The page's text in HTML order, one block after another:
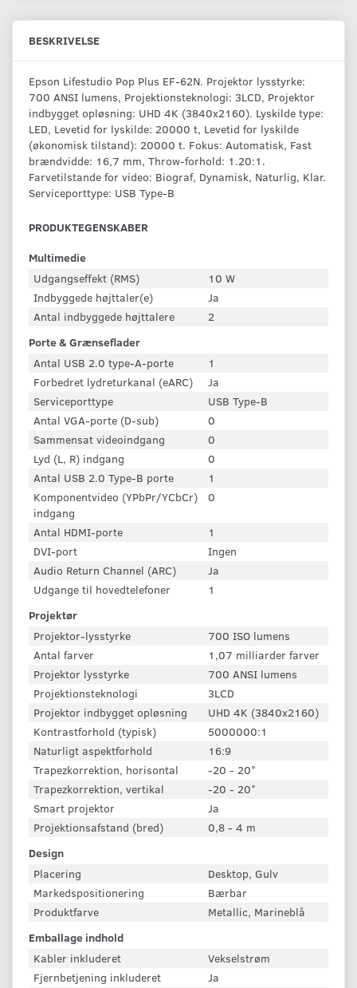
BESKRIVELSE
Epson Lifestudio Pop Plus EF-62N. Projektor lysstyrke:
700 ANSI lumens, Projektionsteknologi: 3LCD, Projektor
indbygget opløsning: UHD 4K (3840x2160). Lyskilde type:
LED, Levetid for lyskilde: 20000 t, Levetid for lyskilde
(økonomisk tilstand): 20000 t. Fokus: Automatisk, Fast
brændvidde: 16,7 mm, Throw-forhold: 1.20:1.
Farvetilstande for video: Biograf, Dynamisk, Naturlig, Klar.
Serviceporttype: USB Type-B
PRODUKTEGENSKABER
Multimedie
Udgangseffekt (RMS)
10 W
Indbyggede højttaler(e)
Ja
Antal indbyggede højttalere
2
Porte & Grænseflader
Antal USB 2.0 type-A-porte
1
Forbedret lydreturkanal (eARC)
Ja
Serviceporttype
USB Type-B
Antal VGA-porte (D-sub)
0
Sammensat videoindgang
0
Lyd (L, R) indgang
0
Antal USB 2.0 Type-B porte
1
Komponentvideo (YPbPr/YCbCr)
indgang
0
Antal HDMI-porte
1
DVI-port
Ingen
Audio Return Channel (ARC)
Ja
Udgange til hovedtelefoner
1
Projektør
Projektor-lysstyrke
700 ISO lumens
Antal farver
1,07 milliarder farver
Projektor lysstyrke
700 ANSI lumens
Projektionsteknologi
3LCD
Projektor indbygget opløsning
UHD 4K (3840x2160)
Kontrastforhold (typisk)
5000000:1
Naturligt aspektforhold
16:9
Trapezkorrektion, horisontal
-20 - 20°
Trapezkorrektion, vertikal
-20 - 20°
Smart projektor
Ja
Projektionsafstand (bred)
0,8 - 4 m
Design
Placering
Desktop, Gulv
Markedspositionering
Bærbar
Produktfarve
Metallic, Marineblå
Emballage indhold
Kabler inkluderet
Vekselstrøm
Fjernbetjening inkluderet
Ja